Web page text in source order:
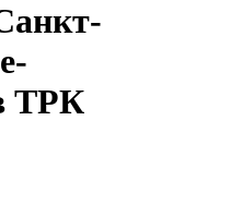
ТРК